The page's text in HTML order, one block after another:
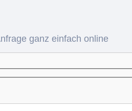
ganz einfach online